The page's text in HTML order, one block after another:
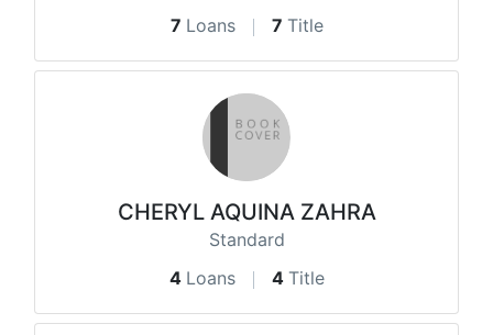
7 Loans 7 Title
CHERYL AQUINA ZAHRA
Standard
4 Loans 4 Title